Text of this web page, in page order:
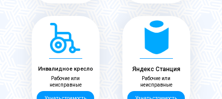
Яндекс Станция
Рабочие или
неисправные
Рабочие или
неисправные
Инвалидное кресло